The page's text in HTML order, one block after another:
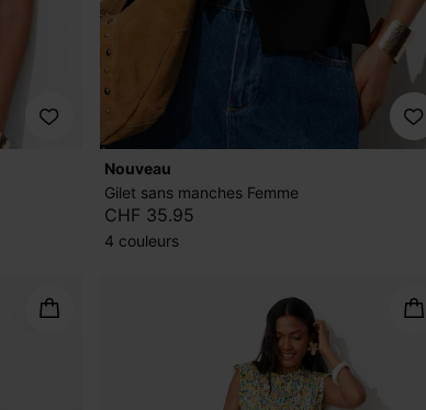
nouveau
Gilet sans manches Femme
CHF 35.95
4 couleurs